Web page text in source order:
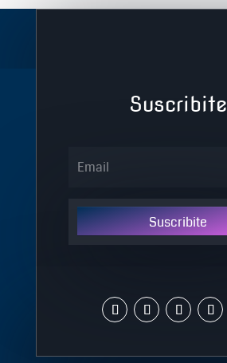
Suscribite
Suscribite